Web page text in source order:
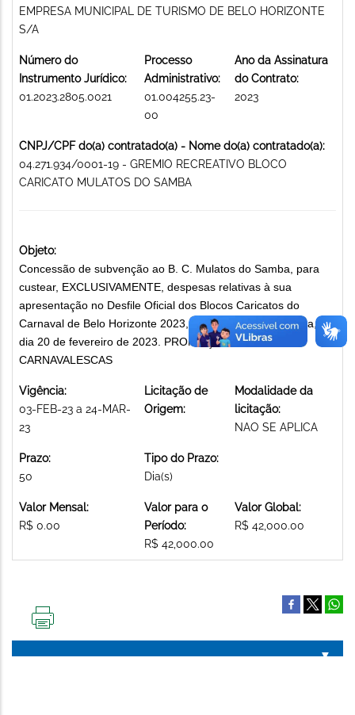
EMPRESA MUNICIPAL DE TURISMO DE BELO HORIZONTE
S/A
Número do
Instrumento Jurídico:
01.2023.2805.0021
Processo
Administrativo:
01.004255.23-
00
Ano da Assinatura
do Contrato:
2023
CNPJ/CPF do(a) contratado(a) - Nome do(a) contratado(a):
04.271.934/0001-19 - GREMIO RECREATIVO BLOCO
CARICATO MULATOS DO SAMBA
Objeto:
Concessão de subvenção ao B. C. Mulatos do Samba, para
custear, EXCLUSIVAMENTE, despesas relativas à sua
apresentação no Desfile Oficial dos Blocos Caricatos do
Carnaval de Belo Horizonte 2023, na Avenida Afonso Pena, no
dia 20 de fevereiro de 2023. PROMOÇÃO DE FESTAS
CARNAVALESCAS
Vigência:
03-FEB-23 a 24-MAR-
23
Licitação de
Origem:
Modalidade da
licitação:
NAO SE APLICA
Prazo:
50
Tipo do Prazo:
Dia(s)
Valor Mensal:
R$ 0.00
Valor para o
Período:
R$ 42,000.00
Valor Global:
R$ 42,000.00
PÁGINA